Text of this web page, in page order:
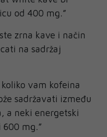
od 400 mg.”
zrna kave i način
na sadržaj
vam kofeina
sadržavati između
a neki energetski
mg.”